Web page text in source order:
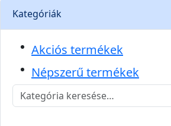
Kategóriák
Akciós termékek
Népszerű termékek